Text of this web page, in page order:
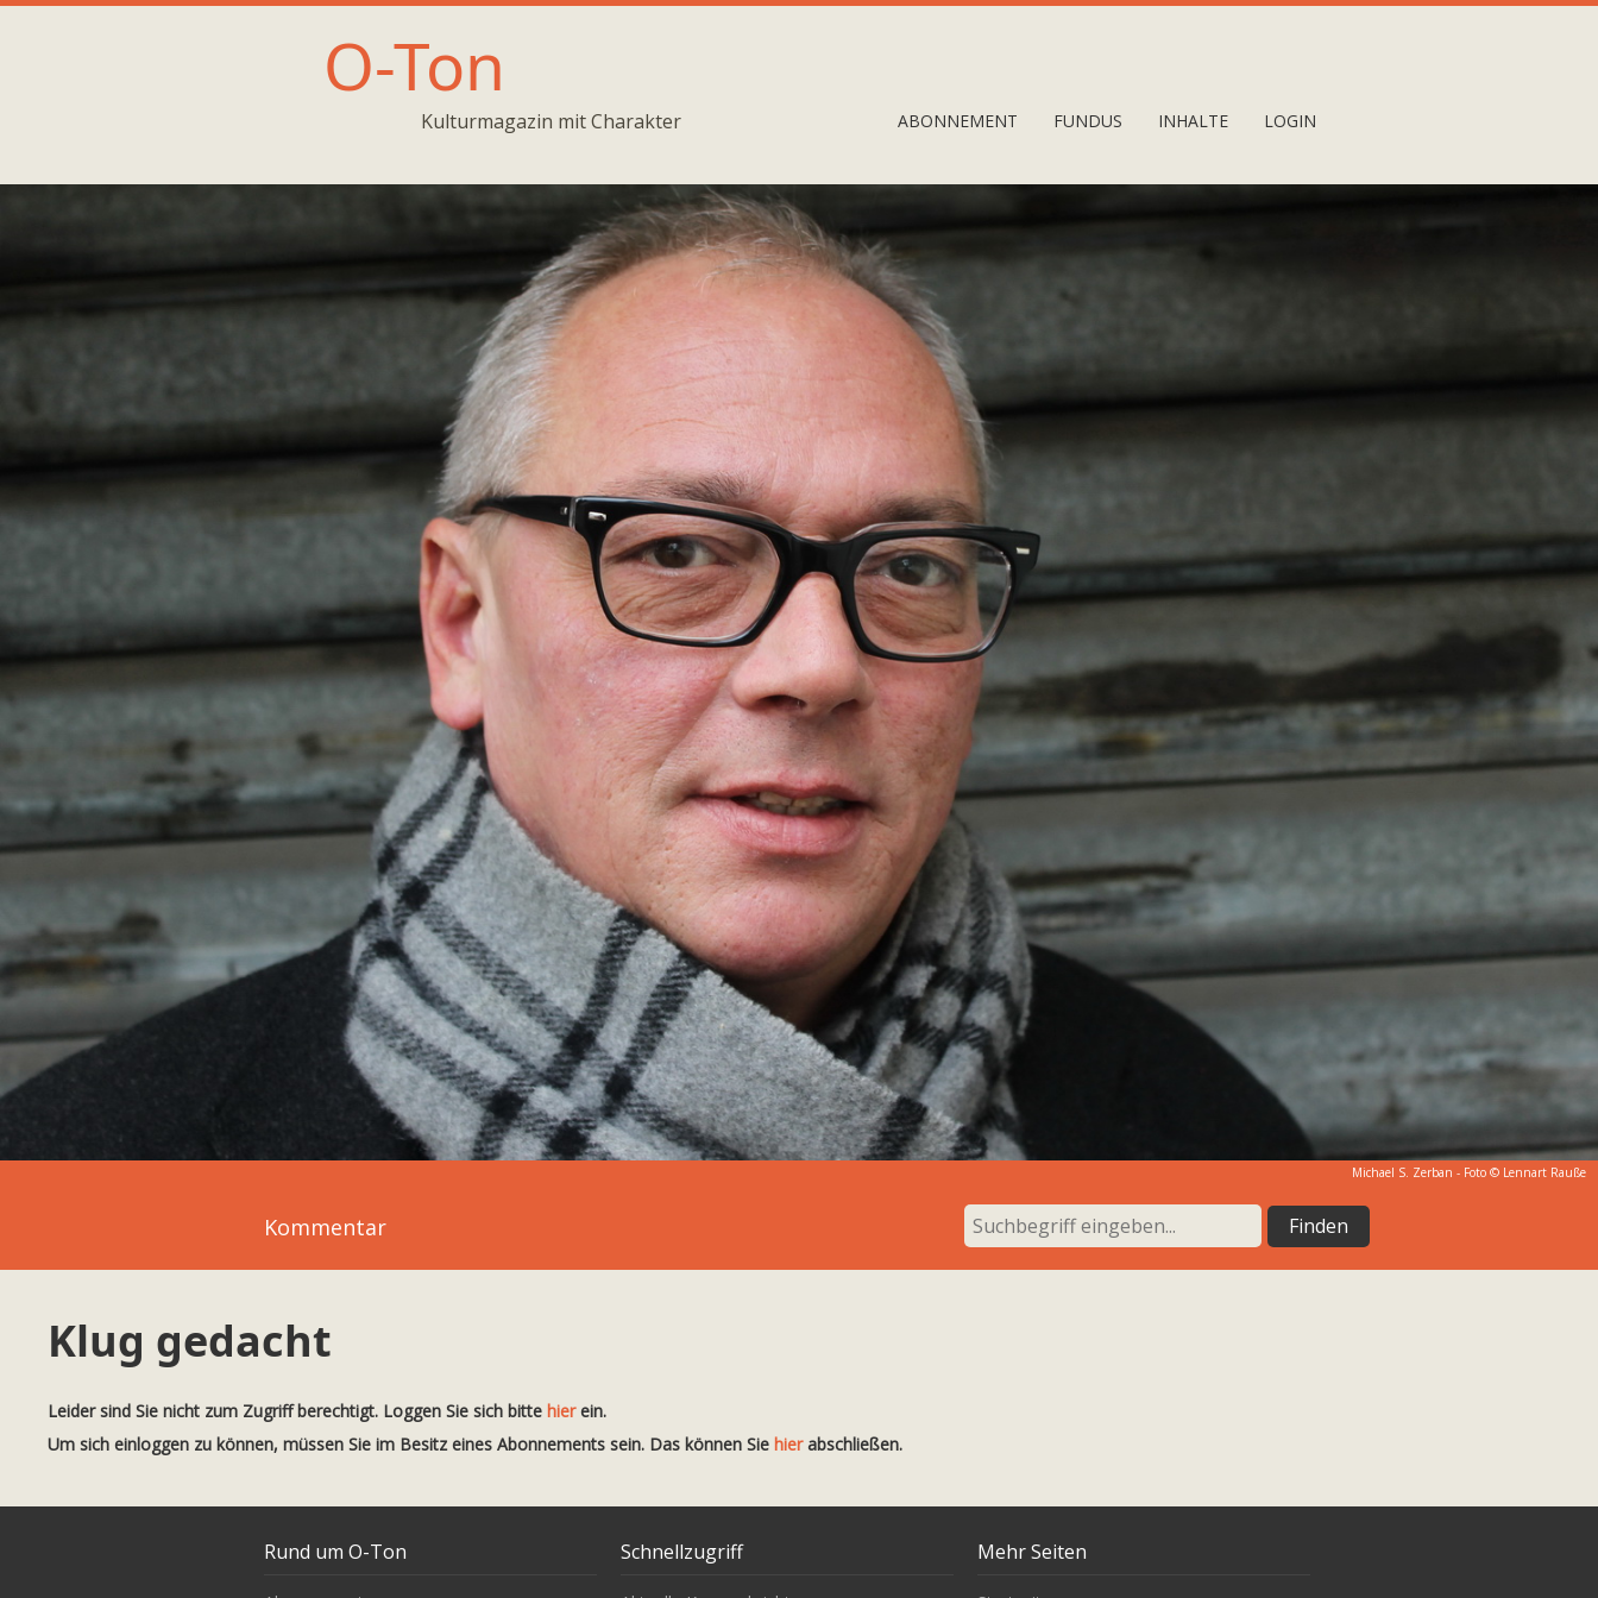
O-Ton
Kulturmagazin mit Charakter ABONNEMENT FUNDUS INHALTE LOGIN
Michael S. Zerban - Foto © Lennart Rauße
Kommentar
Klug gedacht
Leider sind Sie nicht zum Zugriff berechtigt. Loggen Sie sich bitte hierein.
Um sich einloggen zu können, müssen Sie im Besitz eines Abonnements sein. Das können Sie hierabschließen.
Rund um O-Ton Schnellzugriff Mehr Seiten